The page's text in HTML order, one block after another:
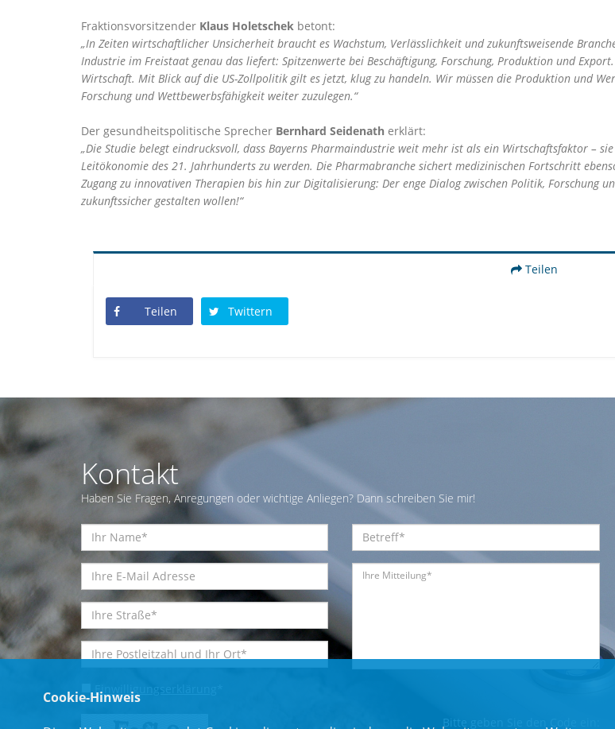
Fraktionsvorsitzender Klaus Holetschek betont:
In Zeiten wirtschaftlicher Unsicherheit braucht es Wachstum, Verlässlichkeit und zukunftsweisende
Industrie im Freistaat genau das liefert: Spitzenwerte bei Beschäftigung, Forschung, Produktion und
Wirtschaft. Mit Blick auf die US-Zollpolitik gilt es jetzt, klug zu handeln. Wir müssen die Produktion und
Forschung und Wettbewerbsfähigkeit weiter zuzulegen.“
Der gesundheitspolitische Sprecher Bernhard Seidenath erklärt:
Die Studie belegt eindrucksvoll, dass Bayerns Pharmaindustrie weit mehr ist als ein Wirtschaftsfaktor –
Leitökonomie des 21. Jahrhunderts zu werden. Die Pharmabranche sichert medizinischen Fortschritt
Zugang zu innovativen Therapien bis hin zur Digitalisierung: Der enge Dialog zwischen Politik, Forschung
zukunftssicher gestalten wollen!“
Teilen
Teilen Twittern
Kontakt
Haben Sie Fragen, Anregungen oder wichtige Anliegen? Dann schreiben Sie mir!
Einwilligungserklärung
Bitte geben Sie den Code ein:
Cookie-Hinweis